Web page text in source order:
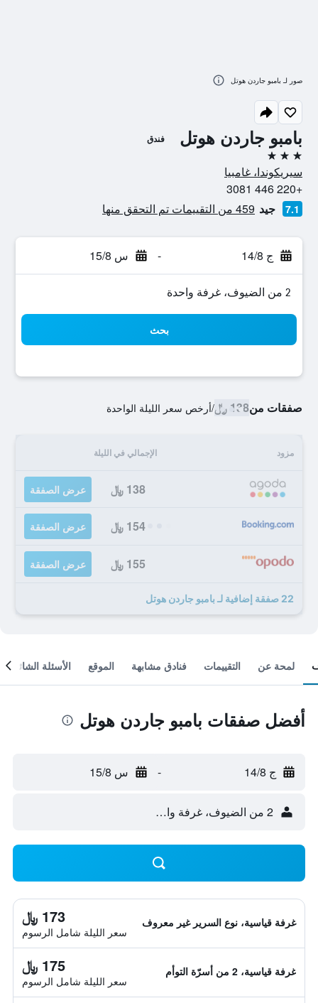
بامبو جاردن هوتل فندق
3 نجوم
سيريكوندا، غامبيا
+220 446 3081
7.1 جيد 459 من التقييمات تم التحقق منها
ج 14/8 - س 15/8
2 من الضيوف، غرفة واحدة
بحث
صفقات من138 ﷼ /أرخص سعر الليلة الواحدة
مزود الإجمالي في الليلة
138 ﷼ عرض الصفقة
154 ﷼ عرض الصفقة
155 ﷼ عرض الصفقة
22 صفقة إضافية لـ بامبو جاردن هوتل
صور لـ بامبو جاردن هوتل
لمحة عن التقييمات فنادق مشابهة الموقع الأسئلة الشائعة
أفضل صفقات بامبو جاردن هوتل
ج 14/8 - س 15/8
2 من الضيوف، غرفة واحدة
غرفة قياسية، نوع السرير غير معروف 173 ﷼
سعر الليلة شامل الرسوم
غرفة قياسية، 2 من أسرّة التوأم 175 ﷼
سعر الليلة شامل الرسوم